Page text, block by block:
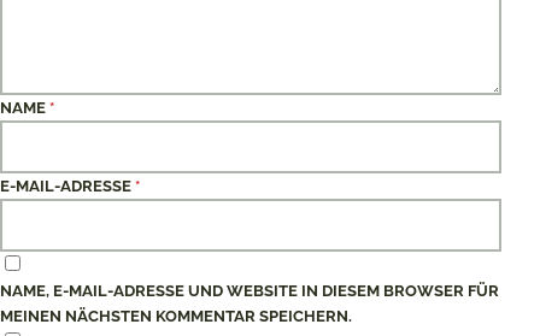
NAME *
E-MAIL-ADRESSE *
NAME, E-MAIL-ADRESSE UND WEBSITE IN DIESEM BROWSER FÜR
MEINEN NÄCHSTEN KOMMENTAR SPEICHERN.